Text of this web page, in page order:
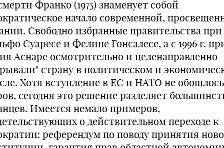
Франко (1975) знаменует собой
начало современной,
Свободно избранные правительства при
Суаресе и Фелипе Гонсалесе, а с 1996 г.
Аснаре осмотрительно и целенаправленно
страну в политическом и
Хотя вступление в ЕС и НАТО не
сегодня это решение разделяет
Имеется немало примеров,
о действительном переходе к
референдум по поводу принятия